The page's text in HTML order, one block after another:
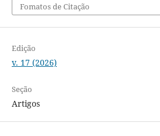
Fomatos de Citação
Edição
v. 17 (2026)
Seção
Artigos